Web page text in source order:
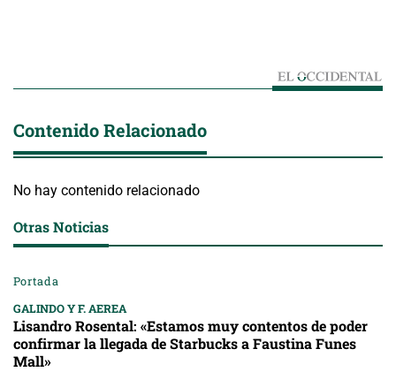
Contenido Relacionado
No hay contenido relacionado
Otras Noticias
Portada
GALINDO Y F. AEREA
Lisandro Rosental: «Estamos muy contentos de poder
confirmar la llegada de Starbucks a Faustina Funes
Mall»